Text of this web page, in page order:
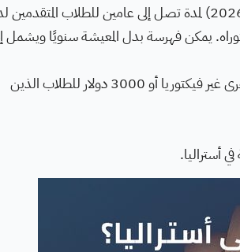
بدل معيشة قدره 31200 دولار سنويًا (وفقًا لمعدل الدراسة بدوام كامل 2026) لمدة تصل إلى عامين للطلاب
لدرجة الدكتوراه. يمكن فهرسة بدل المعيشة سنويًا
منحة الانتقال 2026 دولار للطلاب الذين ينتقلون من ولايات أو أقاليم أخرى غير فيكتوريا أو 3000 دولار للطلاب الذين
أستراليا.